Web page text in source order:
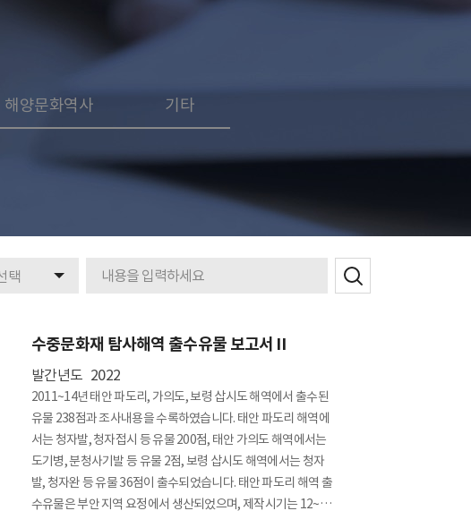
수중유산 조사
해양역사문화
사문화 연구
조사 연구
사 연구
유적 조사 연구
로드 조사 연구
교류협력 학술지 발간
온라인 투고
해양문화역사 기타
검색어
수중문화재 탐사해역 출수유물 보고서Ⅱ
발간년도 2022
2011~14년 태안 파도리, 가의도, 보령 삽시도 해역에서 출수된
유물 238점과 조사내용을 수록하였습니다. 태안 파도리 해역에
서는 청자발, 청자접시 등 유물 200점, 태안 가의도 해역에서는
도기병, 분청사기발 등 유물 2점, 보령 삽시도 해역에서는 청자
발, 청자완 등 유물 36점이 출수되었습니다. 태안 파도리 해역 출
수유물은 부안 지역 요정에서 생산되었으며, 제작시기는 12~13